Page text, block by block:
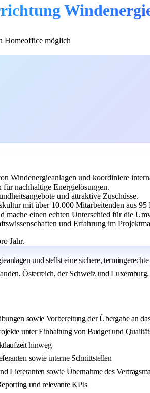
Homeoffice möglich
Windenergieanlagen und koordiniere
nachhaltige Energielösungen.
und attraktive Zuschüsse.
mit über 10.000 Mitarbeitenden aus 95
mache einen echten Unterschied für die
und Erfahrung im
Jahr.
und stellst eine sichere,
Österreich, der Schweiz und Luxemburg.
sowie Vorbereitung der Übergabe an
unter Einhaltung von Budget und
hinweg
sowie interne Schnittstellen
Lieferanten sowie Übernahme des
und relevante KPIs